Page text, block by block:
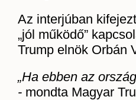
Az interjúban
„jól működő”
Trump elnök Orbán
„Ha ebben az
- mondta Magyar